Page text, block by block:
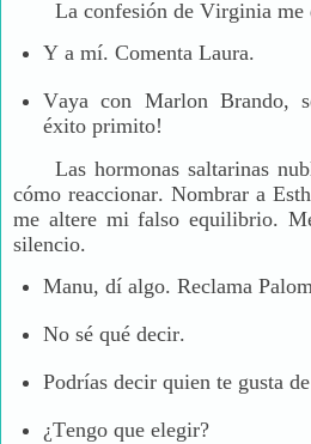
La confesión de Virginia me
Y a mí. Comenta Laura.
Vaya con Marlon Brando,
éxito primito!
Las hormonas saltarinas
cómo reaccionar. Nombrar a
me altere mi falso equilibrio.
silencio.
Manu, dí algo. Reclama
No sé qué decir.
Podrías decir quien te gusta
¿Tengo que elegir?